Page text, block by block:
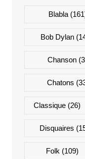
Blabla
Bob Dylan
Chanson
Chatons
Classique (26)
Disquaires
Folk (109)